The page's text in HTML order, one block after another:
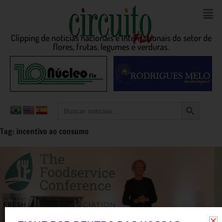
Clipping de noticias nacionais e internacionais do setor de
flores, frutas, legumes e verduras.
for:
Tag: incentivo ao consumo